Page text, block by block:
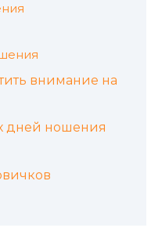
внимание на
дней ношения